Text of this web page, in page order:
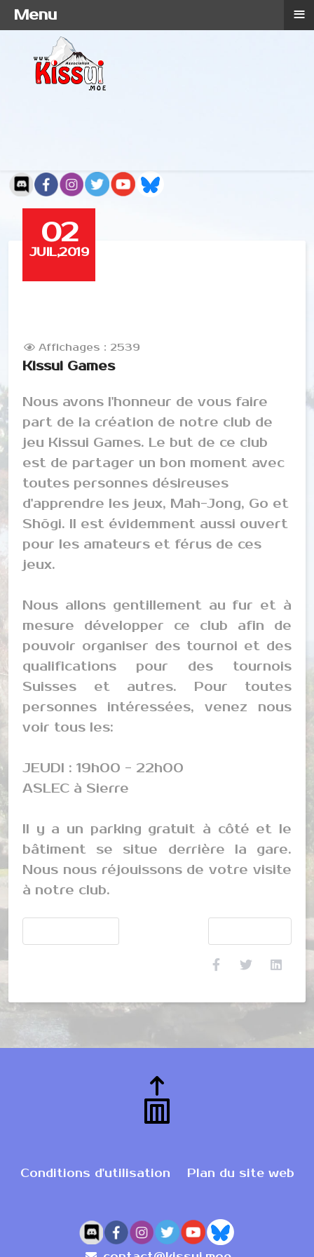
02
JUIL,2019
Affichages : 2539
Kissui Games
Nous avons l'honneur de vous faire
part de la création de notre club de
jeu Kissui Games. Le but de ce club
est de partager un bon moment avec
toutes personnes désireuses
d'apprendre les jeux, Mah-Jong, Go et
Shõgi. Il est évidemment aussi ouvert
pour les amateurs et férus de ces
jeux.
Nous allons gentillement au fur et à
mesure développer ce club afin de
pouvoir organiser des tournoi et des
qualifications pour des tournois
Suisses et autres. Pour toutes
personnes intéressées, venez nous
voir tous les:
JEUDI : 19h00 - 22h00
ASLEC à Sierre
Il y a un parking gratuit à côté et le
bâtiment se situe derrière la gare.
Nous nous réjouissons de votre visite
à notre club.
Conditions d'utilisation Plan du site web
Menu ≡